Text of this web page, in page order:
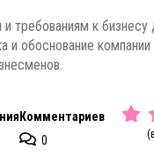
требованиям к бизнесу
и обоснование компании
Комментариев
0